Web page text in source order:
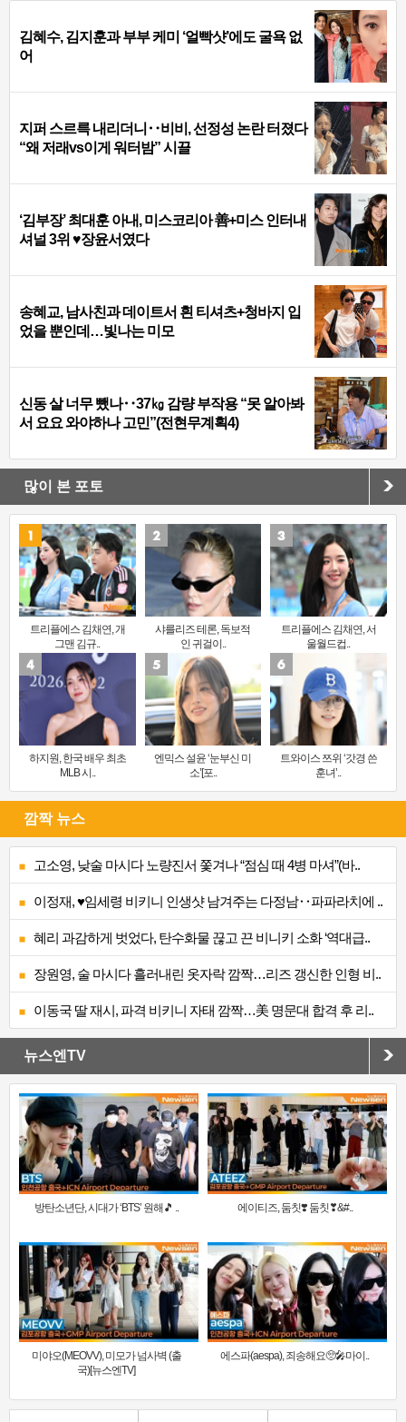
김혜수, 김지훈과 부부 케미 ‘얼빡샷’에도 굴욕 없
어
지퍼 스르륵 내리더니‥비비, 선정성 논란 터졌다
“왜 저래vs이게 워터밤” 시끌
‘김부장’ 최대훈 아내, 미스코리아 善+미스 인터내
셔널 3위 ♥장윤서였다
송혜교, 남사친과 데이트서 흰 티셔츠+청바지 입
었을 뿐인데…빛나는 미모
신동 살 너무 뺐나‥37㎏ 감량 부작용 “못 알아봐
서 요요 와야하나 고민”(전현무계획4)
많이 본 포토
트리플에스 김채연, 개
그맨 김규..
샤를리즈 테론, 독보적
인 귀걸이..
트리플에스 김채연, 서
울월드컵..
하지원, 한국 배우 최초
MLB 시..
엔믹스 설윤 ‘눈부신 미
소’[포..
트와이스 쯔위 ‘갓경 쓴
훈녀’..
깜짝 뉴스
고소영, 낮술 마시다 노량진서 쫓겨나 “점심 때 4병 마셔”(바..
이정재, ♥임세령 비키니 인생샷 남겨주는 다정남‥파파라치에 ..
혜리 과감하게 벗었다, 탄수화물 끊고 끈 비니키 소화 ‘역대급..
장원영, 술 마시다 흘러내린 옷자락 깜짝…리즈 갱신한 인형 비..
이동국 딸 재시, 파격 비키니 자태 깜짝…美 명문대 합격 후 리..
뉴스엔TV
방탄소년단, 시대가 ‘BTS’ 원해🎵 .. 에이티즈, 둠칫❣️ 둠칫❣&#..
미야오(MEOVV), 미모가 넘사벽 (출
국)[뉴스엔TV]
에스파(aespa), 죄송해요🥺🎤마이..